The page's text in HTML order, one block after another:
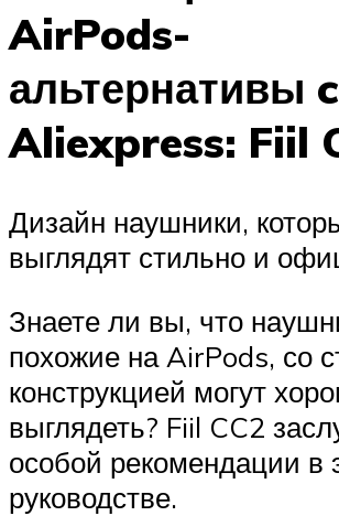
AirPods-
альтернативы c
Aliexpress: Fiil
Дизайн наушники,
выглядят стильно и
Знаете ли вы, что
похожие на AirPods, со
конструкцией могут
выглядеть? Fiil CC2
особой рекомендации в
руководстве.